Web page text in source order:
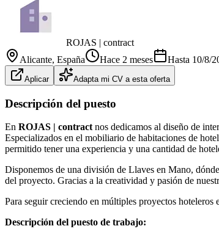
ROJAS | contract
Alicante, España Hace 2 meses Hasta 10/8/
Aplicar Adapta mi CV a esta oferta
Descripción del puesto
En ROJAS | contract nos dedicamos al diseño de
Especializados en el mobiliario de habitaciones de
permitido tener una experiencia y una cantidad de
Disponemos de una división de Llaves en Mano,
del proyecto. Gracias a la creatividad y pasión de
Para seguir creciendo en múltiples proyectos
Descripción del puesto de trabajo: